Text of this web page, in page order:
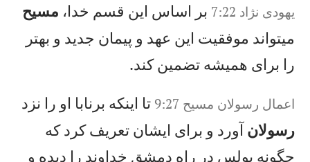
يهودى نژاد 7:22 بر اساس اين قسم خدا، مسيح
میتواند موفقيت اين عهد و پيمان جديد و بهتر
را برای هميشه تضمين كند.
اعمال‌ رسولان‌ مسيح‌‌ 9:27
تا اينكه برنابا او را نزد
رسولان آورد و برای ايشان تعريف كرد كه
چگونه پولس در راه دمشق خداوند را ديده و